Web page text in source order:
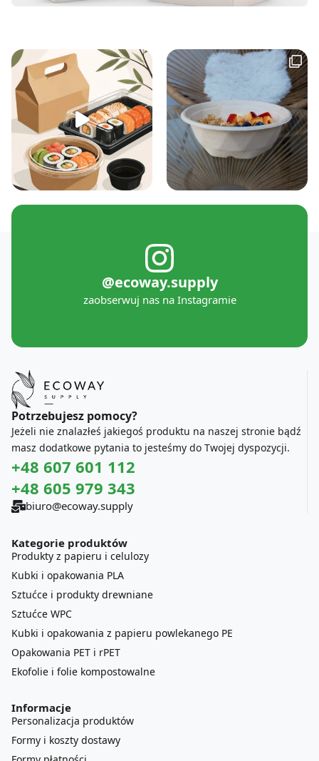
@ecoway.supply
zaobserwuj nas na Instagramie
Potrzebujesz pomocy?
Jeżeli nie znalazłeś jakiegoś produktu na naszej stronie bądź
masz dodatkowe pytania to jesteśmy do Twojej dyspozycji.
+48 607 601 112
+48 605 979 343
biuro@ecoway.supply
Kategorie produktów
Produkty z papieru i celulozy
Kubki i opakowania PLA
Sztućce i produkty drewniane
Sztućce WPC
Kubki i opakowania z papieru powlekanego PE
Opakowania PET i rPET
Ekofolie i folie kompostowalne
Informacje
Personalizacja produktów
Formy i koszty dostawy